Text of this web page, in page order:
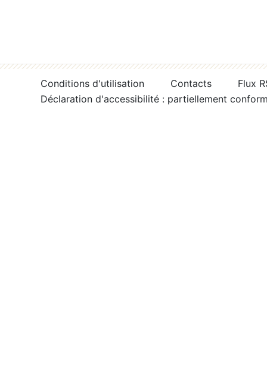
Conditions d'utilisation Contacts
Flux
Déclaration d'accessibilité : partiellement